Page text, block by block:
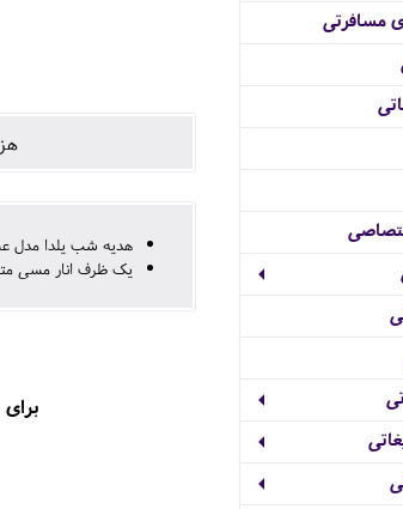
مسافرتی
هدیه شب یلدا مدل
یک ظرف انار مسی